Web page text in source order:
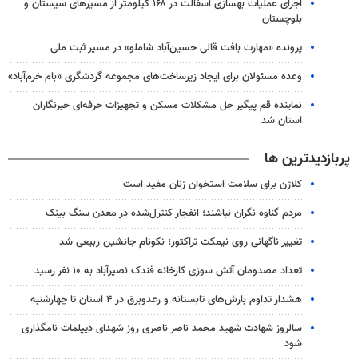
اجرای عملیات بهسازی آسفالت در ۱۶۸ کیلومتر از مسیرهای سیستان و
بلوچستان
پرونده «مهارت بافت قالی حسین‌آباد شاملو» در مسیر ثبت ملی
وعده مسئولان برای ایجاد زیرساخت‌های مجموعه گردشگری «بام خرم‌آباد»
نماینده قم پیگیر حل مشکلات مسکن و تجهیزات حرفه‌ای خبرنگاران
استان شد
پربازدیدترین ها
کلاژن برای سلامت استخوان زنان مفید است
مردم گناوه نگران نباشند؛ انفجار کنترل‌شده در معدن سنگ بینک
تغییر ناگهانی روی نیمکت تراکتور؛ نکونام جانشین ربیعی شد
تعداد مصدومان آتش سوزی کارخانه فندک نصیرآباد به ۱۰ نفر رسید
هشدار تداوم بارش‌های تابستانه و رعدوبرق در ۴ استان تا چهارشنبه
سالروز شهادت شهید محمد ناصر ناصری روز شهدای دیپلمات نامگذاری
شود